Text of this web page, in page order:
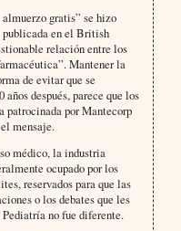
gratis” se hizo
publicada en el British
relación entre los
Mantener la
de evitar que se
después, parece que los
patrocinada por Mantecorp
mensaje.
médico, la industria
ocupado por los
reservados para que las
o los debates que les
no fue diferente.